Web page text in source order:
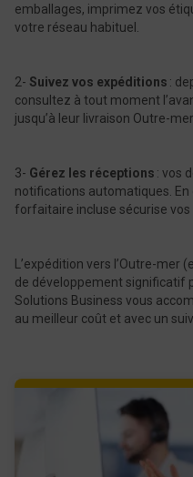
emballages, imprimez vos
votre réseau habituel.
2- Suivez vos expéditions :
consultez à tout moment
jusqu’à leur livraison Outre-mer.
3- Gérez les réceptions : vos
notifications automatiques. En
forfaitaire incluse sécurise vos
L’expédition vers l’Outre-mer
de développement significatif
Solutions Business vous
au meilleur coût et avec un